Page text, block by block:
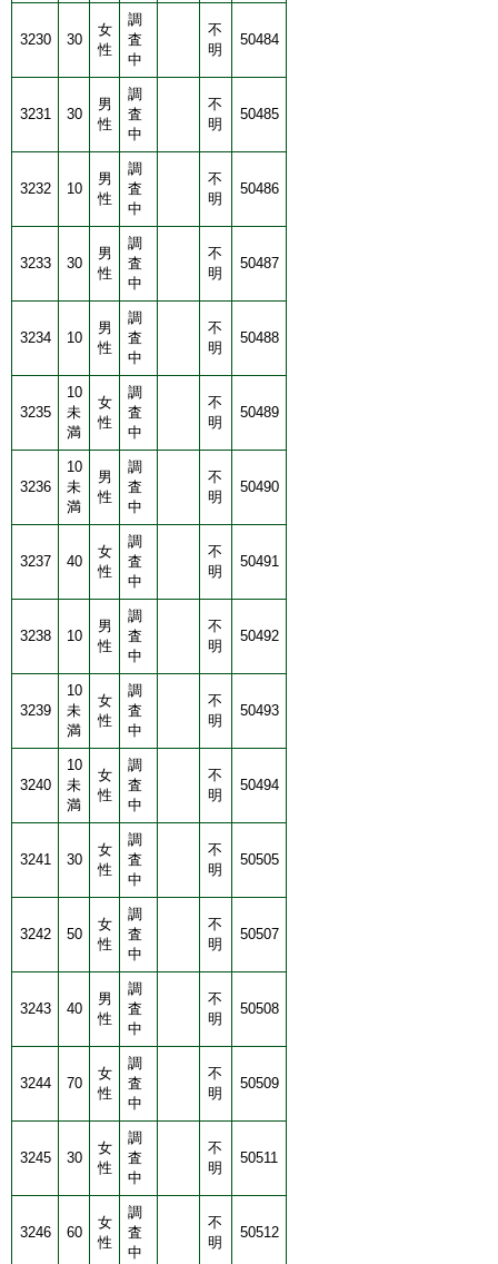
3230 30
女
性
調
査
中
不
明
50484
3231 30
男
性
調
査
中
不
明
50485
3232 10
男
性
調
査
中
不
明
50486
3233 30
男
性
調
査
中
不
明
50487
3234 10
男
性
調
査
中
不
明
50488
3235
10
未
満
女
性
調
査
中
不
明
50489
3236
10
未
満
男
性
調
査
中
不
明
50490
3237 40
女
性
調
査
中
不
明
50491
3238 10
男
性
調
査
中
不
明
50492
3239
10
未
満
女
性
調
査
中
不
明
50493
3240
10
未
満
女
性
調
査
中
不
明
50494
3241 30
女
性
調
査
中
不
明
50505
3242 50
女
性
調
査
中
不
明
50507
3243 40
男
性
調
査
中
不
明
50508
3244 70
女
性
調
査
中
不
明
50509
3245 30
女
性
調
査
中
不
明
50511
3246 60
女
性
調
査
中
不
明
50512